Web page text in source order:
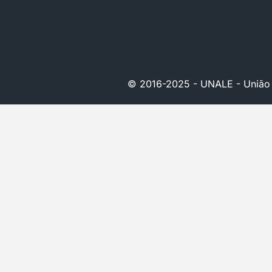
© 2016-2025 - UNALE -